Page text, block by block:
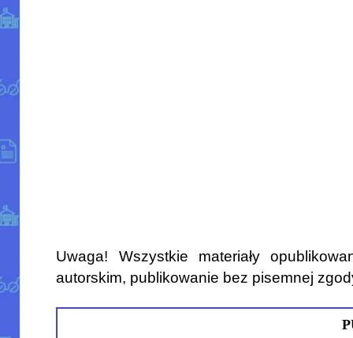
Uwaga! Wszystkie materiały
autorskim, publikowanie bez pisemnej